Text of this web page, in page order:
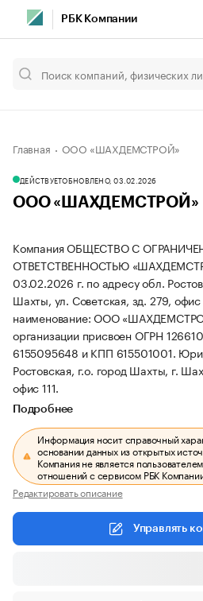
РБК Компании
Главная ООО «ШАХДЕМСТРОЙ»
ДЕЙСТВУЕТОБНОВЛЕНО, 03.02.2026
ООО «ШАХДЕМСТРОЙ»
Компания ОБЩЕСТВО С
ОТВЕТСТВЕННОСТЬЮ
03.02.2026 г. по адресу обл.
Шахты, ул. Советская, зд. 279, офис
наименование: ООО
организации присвоен ОГРН
6155095648 и КПП 615501001.
Ростовская, г.о. город Шахты, г.
офис 111.
Подробнее
Информация носит справочный
основании данных из открытых
Компания не является
отношений с сервисом РБК
Редактировать описание
Управлять